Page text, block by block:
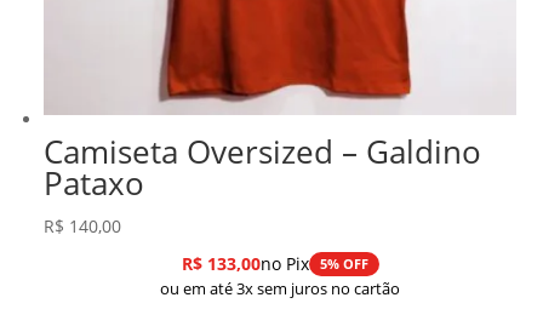
Camiseta Oversized – Galdino
Pataxo
R$ 140,00
R$133,00no Pix 5% OFF
ou em até 3x sem juros no cartão